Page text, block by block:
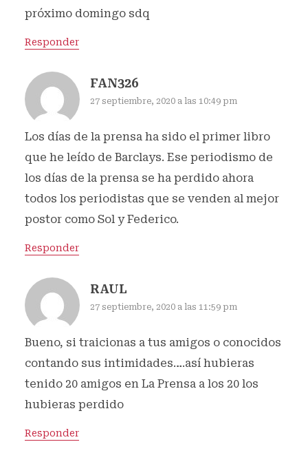
próximo domingo sdq
Responder
FAN326
27 septiembre, 2020 a las 10:49 pm
Los días de la prensa ha sido el primer libro
que he leído de Barclays. Ese periodismo de
los días de la prensa se ha perdido ahora
todos los periodistas que se venden al mejor
postor como Sol y Federico.
Responder
RAUL
27 septiembre, 2020 a las 11:59 pm
Bueno, si traicionas a tus amigos o conocidos
contando sus intimidades….así hubieras
tenido 20 amigos en La Prensa a los 20 los
hubieras perdido
Responder